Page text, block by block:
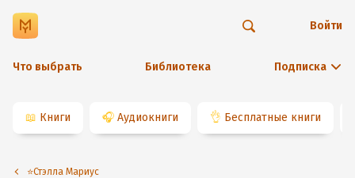
Что выбрать Библиотека Подписка
Войти
📖 Книги 🎧 Аудиокниги 👌 Бесплатные книги
⭐️Стэлла Мариус